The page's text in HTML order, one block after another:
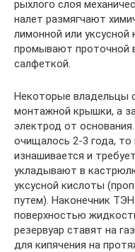
рыхлого слоя
налет размягчают
лимонной или
промывают проточной
салфеткой.
Некоторые владельцы
монтажной крышки, а
электрод от
очищалось 2-3 года, то
изнашивается и
укладывают в
уксусной кислоты
путем). Наконечник
поверхностью
резервуар ставят на
для кипячения на